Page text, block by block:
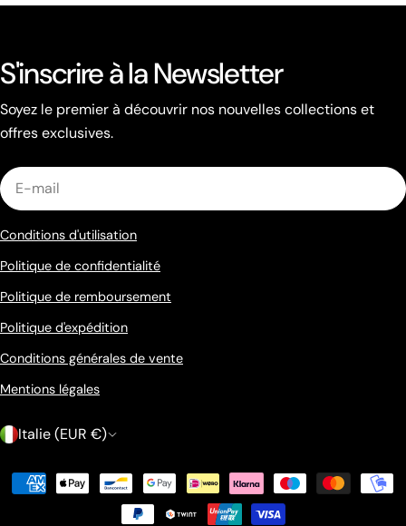
S'inscrire à la Newsletter
Soyez le premier à découvrir nos nouvelles collections et
offres exclusives.
E-
mail
Conditions d'utilisation
Politique de confidentialité
Politique de remboursement
Politique d'expédition
Conditions générales de vente
Mentions légales
P
Italie (EUR €)
Méthodes